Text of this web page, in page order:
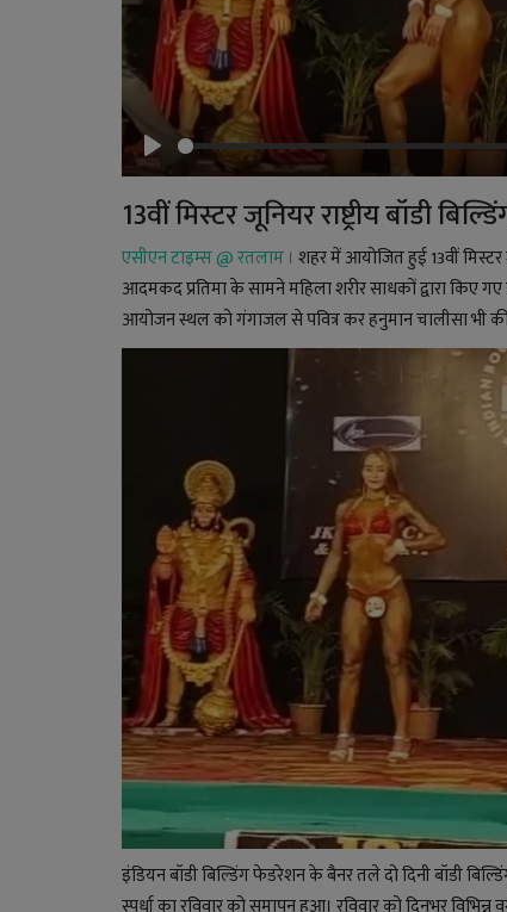
13वीं मिस्टर जूनियर राष्ट्रीय बॉडी
एसीएन टाइम्स @ रतलाम । शहर में आयोजित हुई 13वीं मिस्टर
आदमकद प्रतिमा के सामने महिला शरीर साधकों द्वारा किए
आयोजन स्थल को गंगाजल से पवित्र कर हनुमान चालीसा भी
इंडियन बॉडी बिल्डिंग फेडरेशन के बैनर तले दो दिनी बॉडी